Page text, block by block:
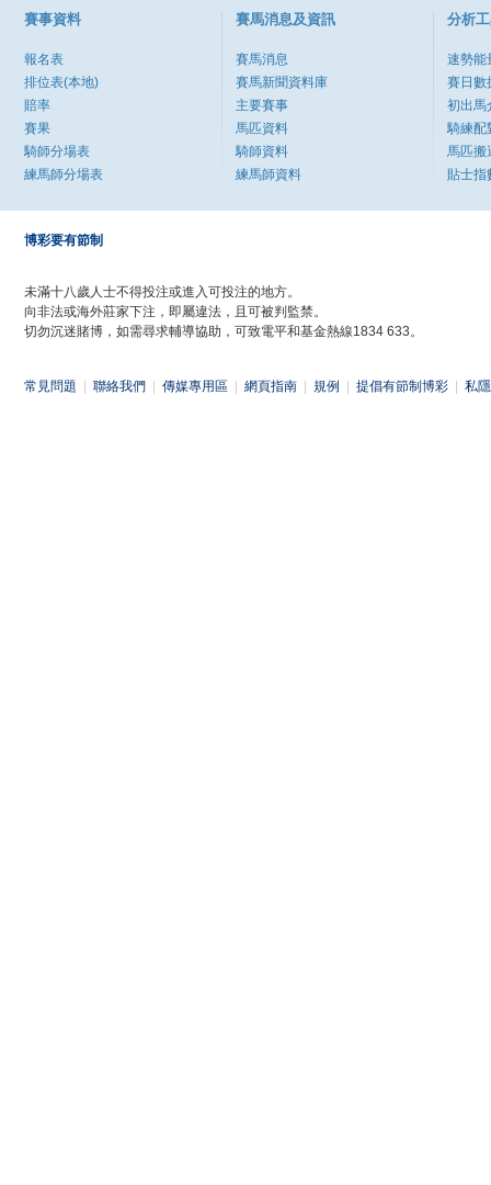
賽事資料
報名表
排位表(本地)
賠率
賽果
騎師分場表
練馬師分場表
賽馬消息及資訊
賽馬消息
賽馬新聞資料庫
主要賽事
馬匹資料
騎師資料
練馬師資料
分析
速勢能
賽日數
初出馬
騎練配
馬匹搬
貼士指
博彩要有節制
未滿十八歲人士不得投注或進入可投注的地方。
向非法或海外莊家下注，即屬違法，且可被判監禁。
切勿沉迷賭博，如需尋求輔導協助，可致電平和基金熱線1834 633。
常見問題 聯絡我們 傳媒專用區 網頁指南 規例 提倡有節制博彩 私